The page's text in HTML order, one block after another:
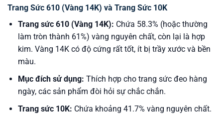
Trang Sức 610 (Vàng 14K) và Trang Sức 10K
Trang sức 610 (Vàng 14K): Chứa 58.3% (hoặc thường
làm tròn thành 61%) vàng nguyên chất, còn lại là hợp
kim. Vàng 14K có độ cứng rất tốt, ít bị trầy xước và bền
màu.
Mục đích sử dụng: Thích hợp cho trang sức đeo hàng
ngày, các sản phẩm đòi hỏi sự chắc chắn.
Trang sức 10K: Chứa khoảng 41.7% vàng nguyên chất.